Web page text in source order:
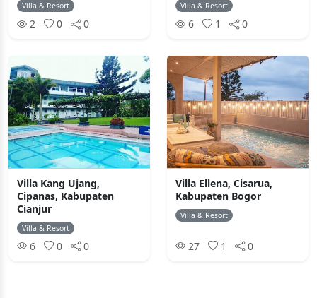
Villa & Resort
2 0 0
Villa & Resort
6 1 0
Villa Kang Ujang,
Cipanas, Kabupaten
Cianjur
Villa & Resort
6 0 0
Villa Ellena, Cisarua,
Kabupaten Bogor
Villa & Resort
27 1 0